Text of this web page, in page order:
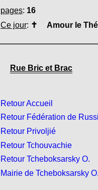
pages: 16
Ce jour: ✝ Amour le
Rue Bric et Brac
Retour Accueil
Retour Fédération de
Retour Privoljié
Retour Tchouvachie
Retour Tcheboksarsky O.
Mairie de Tcheboksarsky O.